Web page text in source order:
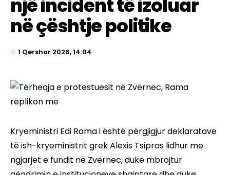
një incident të izoluar
në çështje politike
1 Qershor 2026, 14:04
Kryeministri Edi Rama i është përgjigjur deklaratave
të ish-kryeministrit grek Alexis Tsipras lidhur me
ngjarjet e fundit në Zvërnec, duke mbrojtur